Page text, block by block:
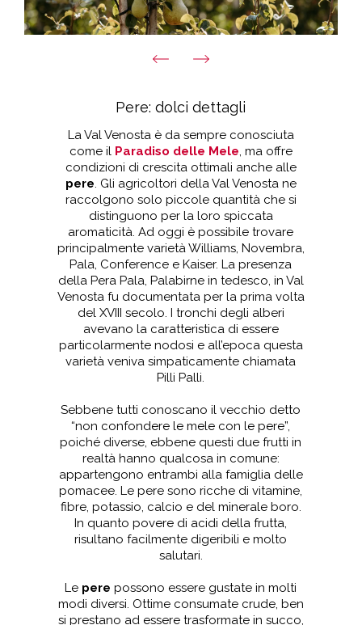
Pere: dolci dettagli
La Val Venosta è da sempre conosciuta
come il Paradiso delle Mele , ma offre
condizioni di crescita ottimali anche alle
pere . Gli agricoltori della Val Venosta ne
raccolgono solo piccole quantità che si
distinguono per la loro spiccata
aromaticità. Ad oggi è possibile trovare
principalmente varietà Williams, Novembra,
Pala, Conference e Kaiser. La presenza
della Pera Pala, Palabirne in tedesco, in Val
Venosta fu documentata per la prima volta
del XVIII secolo. I tronchi degli alberi
avevano la caratteristica di essere
particolarmente nodosi e all’epoca questa
varietà veniva simpaticamente chiamata
Pilli Palli.
Sebbene tutti conoscano il vecchio detto
“non confondere le mele con le pere”,
poiché diverse, ebbene questi due frutti in
realtà hanno qualcosa in comune:
appartengono entrambi alla famiglia delle
pomacee. Le pere sono ricche di vitamine,
fibre, potassio, calcio e del minerale boro.
In quanto povere di acidi della frutta,
risultano facilmente digeribili e molto
salutari.
Le pere possono essere gustate in molti
modi diversi. Ottime consumate crude, ben
si prestano ad essere trasformate in succo,